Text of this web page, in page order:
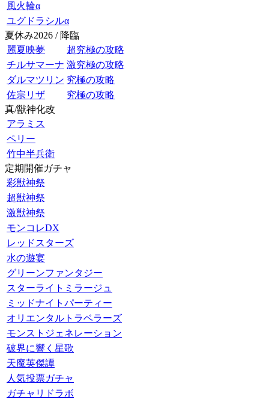
風火輪α
ユグドラシルα
夏休み2026 / 降臨
麗夏映夢
超究極の攻略
チルサマーナ 激究極の攻略
ダルマツリン 究極の攻略
佐宗リザ
究極の攻略
真/獣神化改
アラミス
ペリー
竹中半兵衛
定期開催ガチャ
彩獣神祭
超獣神祭
激獣神祭
モンコレDX
レッドスターズ
水の遊宴
グリーンファンタジー
スターライトミラージュ
ミッドナイトパーティー
オリエンタルトラベラーズ
モンストジェネレーション
破界に響く星歌
天魔英傑譚
人気投票ガチャ
ガチャリドラボ